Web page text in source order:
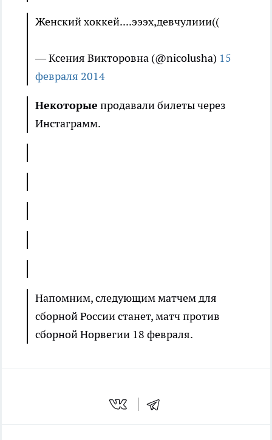
Женский хоккей....эээх,девчулиии((
— Ксения Викторовна (@nicolusha) 15
февраля 2014
Некоторые продавали билеты через
Инстаграмм.
Напомним, следующим матчем для
сборной России станет, матч против
сборной Норвегии 18 февраля.